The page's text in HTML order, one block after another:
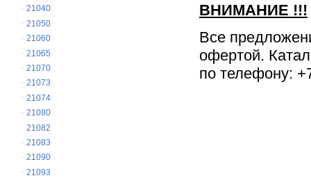
21040
21050
21060
21065
21070
21073
21074
21080
21082
21083
21090
21093
ВНИМАНИЕ !!!
Все
офертой.
по телефону: